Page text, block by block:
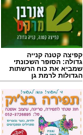
קפיצה קטנה קנייה
גדולה: הסופר השכונתי
שמביא את כוח הרשתות
הגדולות לרמת גן